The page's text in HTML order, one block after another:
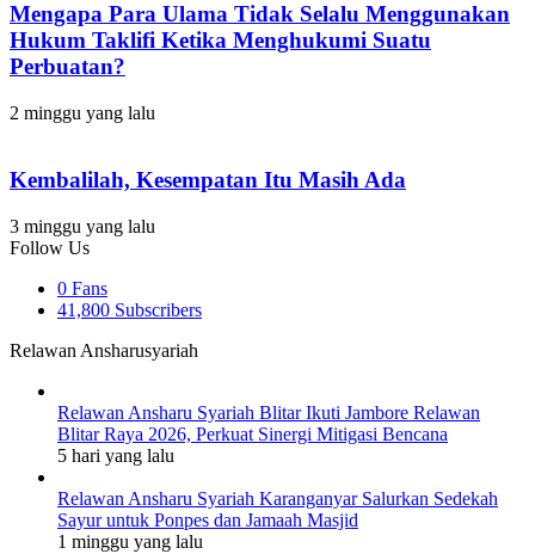
Mengapa Para Ulama Tidak Selalu Menggunakan
Hukum Taklifi Ketika Menghukumi Suatu
Perbuatan?
2 minggu yang lalu
Kembalilah, Kesempatan Itu Masih Ada
3 minggu yang lalu
Follow Us
0 Fans
41,800 Subscribers
Relawan Ansharusyariah
Relawan Ansharu Syariah Blitar Ikuti Jambore Relawan
Blitar Raya 2026, Perkuat Sinergi Mitigasi Bencana
5 hari yang lalu
Relawan Ansharu Syariah Karanganyar Salurkan Sedekah
Sayur untuk Ponpes dan Jamaah Masjid
1 minggu yang lalu